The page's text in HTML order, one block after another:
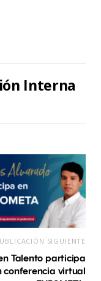
Interna
SIGUIENTE
Talento participa
conferencia virtual